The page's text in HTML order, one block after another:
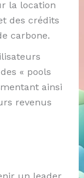
la location
des crédits
carbone.
« pools
ainsi
revenus